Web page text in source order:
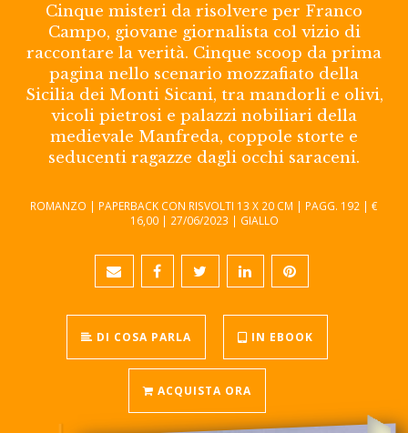
Cinque misteri da risolvere per Franco
Campo, giovane giornalista col vizio di
raccontare la verità. Cinque scoop da prima
pagina nello scenario mozzafiato della
Sicilia dei Monti Sicani, tra mandorli e olivi,
vicoli pietrosi e palazzi nobiliari della
medievale Manfreda, coppole storte e
seducenti ragazze dagli occhi saraceni.
ROMANZO | PAPERBACK CON RISVOLTI 13 X 20 CM | PAGG. 192 | €
16,00 | 27/06/2023 | GIALLO
DI COSA PARLA IN EBOOK
ACQUISTA ORA